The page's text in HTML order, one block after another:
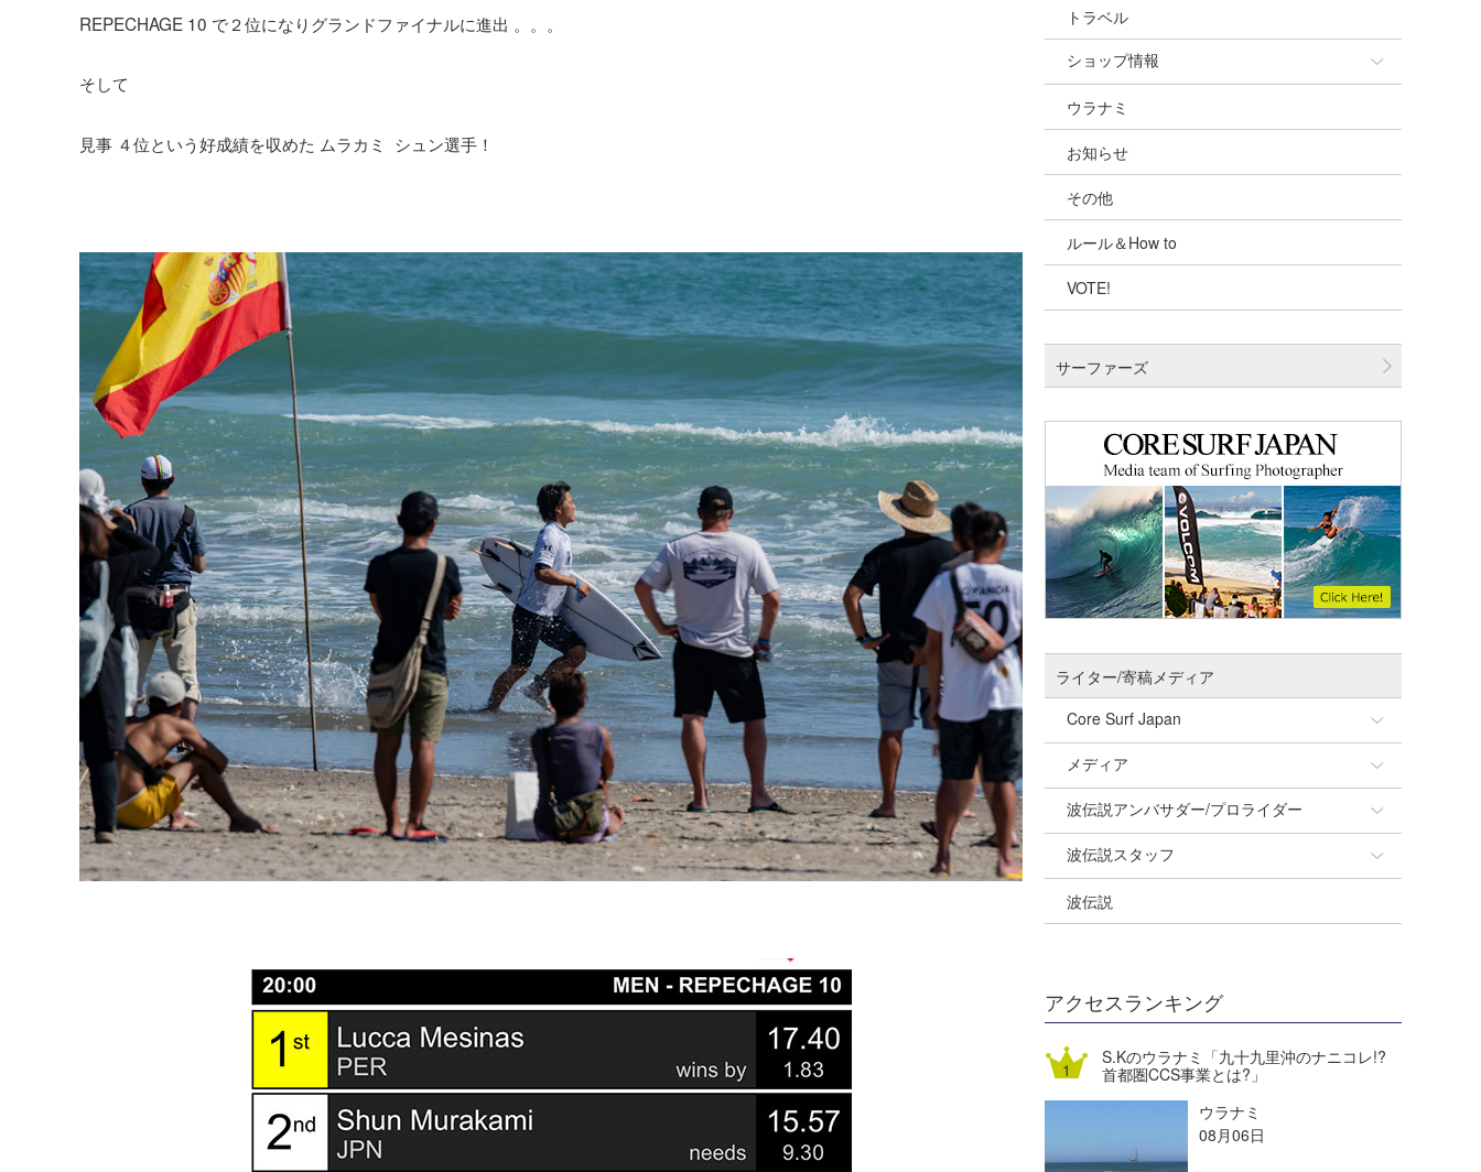
REPECHAGE 10 で２位になりグランドファイナルに進出 。。。
そして
見事 ４位という好成績を収めた ムラカミ シュン選手！
トラベル
ショップ情報
ショップ情報
湘南
千葉北
伊豆
千葉南
四国
沖縄
ウラナミ
お知らせ
その他
ルール＆How to
VOTE!
サーファーズ
ライター/寄稿メディア
Core Surf Japan
Naoya Kimoto
mitsuteru Kamio
Yasunari Inoue
Yoshiyuki Obata
DELTA FORCE SURF
熊谷素子
メディア
SURFMEDIA
Colors MAGAZINE
WAVAL
波伝説アンバサダー/プロライダー
福島寿実子
中浦“JET”章
進士剛光
植村未来
波伝説スタッフ
☆加藤
Aichan
ECE
波伝説
アクセスランキング
S.Kのウラナミ「九十九里沖のナニコレ!?
首都圏CCS事業とは?」
ウラナミ
08月06日